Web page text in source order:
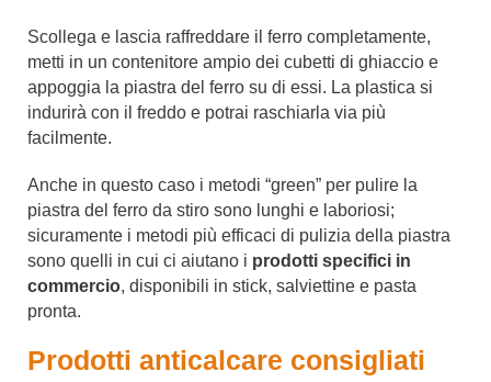
Scollega e lascia raffreddare il ferro completamente,
metti in un contenitore ampio dei cubetti di ghiaccio e
appoggia la piastra del ferro su di essi. La plastica si
indurirà con il freddo e potrai raschiarla via più
facilmente.
Anche in questo caso i metodi “green” per pulire la
piastra del ferro da stiro sono lunghi e laboriosi;
sicuramente i metodi più efficaci di pulizia della piastra
sono quelli in cui ci aiutano i prodotti specifici in
commercio, disponibili in stick, salviettine e pasta
pronta.
Prodotti anticalcare consigliati